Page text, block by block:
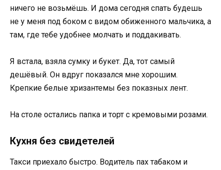
ничего не возьмёшь. И дома сегодня спать будешь
не у меня под боком с видом обиженного мальчика, а
там, где тебе удобнее молчать и поддакивать.
Я встала, взяла сумку и букет. Да, тот самый
дешёвый. Он вдруг показался мне хорошим.
Крепкие белые хризантемы без показных лент.
На столе остались папка и торт с кремовыми розами.
Кухня без свидетелей
Такси приехало быстро. Водитель пах табаком и